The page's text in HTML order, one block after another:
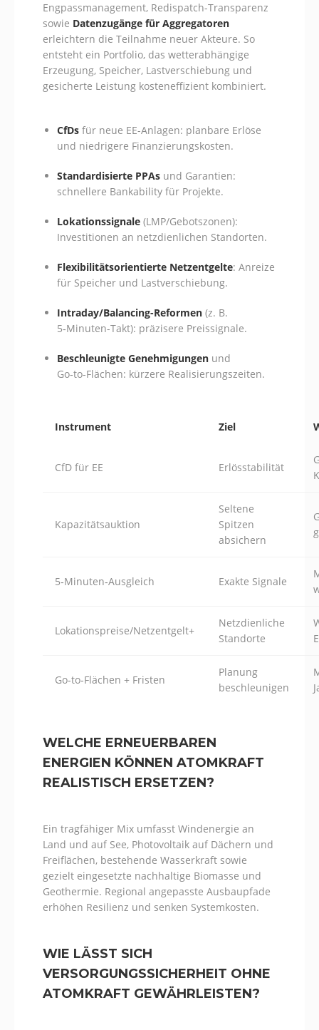
Engpassmanagement, Redispatch-Transparenz
sowie Datenzugänge für Aggregatoren
erleichtern die Teilnahme neuer Akteure. So
entsteht ein Portfolio, das wetterabhängige
Erzeugung, Speicher, Lastverschiebung und
gesicherte Leistung kosteneffizient kombiniert.
CfDs für neue EE-Anlagen: planbare Erlöse
und niedrigere Finanzierungskosten.
Standardisierte PPAs und Garantien:
schnellere Bankability für Projekte.
Lokationssignale (LMP/Gebotszonen):
Investitionen an netzdienlichen Standorten.
Flexibilitätsorientierte Netzentgelte: Anreize
für Speicher und Lastverschiebung.
Intraday/Balancing-Reformen (z. B.
5‑Minuten-Takt): präzisere Preissignale.
Beschleunigte Genehmigungen und
Go‑to‑Flächen: kürzere Realisierungszeiten.
Instrument Ziel
CfD für EE Erlösstabilität
Kapazitätsauktion
Seltene
Spitzen
absichern
5‑Minuten‑Ausgleich Exakte Signale
Lokationspreise/Netzentgelt+
Netzdienliche
Standorte
Go‑to‑Flächen + Fristen
Planung
beschleunigen
WELCHE ERNEUERBAREN
ENERGIEN KÖNNEN ATOMKRAFT
REALISTISCH ERSETZEN?
Ein tragfähiger Mix umfasst Windenergie an
Land und auf See, Photovoltaik auf Dächern und
Freiflächen, bestehende Wasserkraft sowie
gezielt eingesetzte nachhaltige Biomasse und
Geothermie. Regional angepasste Ausbaupfade
erhöhen Resilienz und senken Systemkosten.
WIE LÄSST SICH
VERSORGUNGSSICHERHEIT OHNE
ATOMKRAFT GEWÄHRLEISTEN?